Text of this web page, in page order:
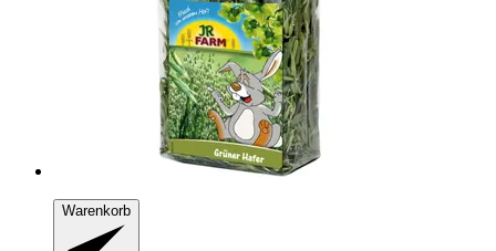
Warenkorb